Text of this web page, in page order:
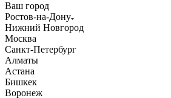
Ваш город
Ростов-на-Дону
Нижний Новгород
Москва
Санкт-Петербург
Алматы
Астана
Бишкек
Воронеж